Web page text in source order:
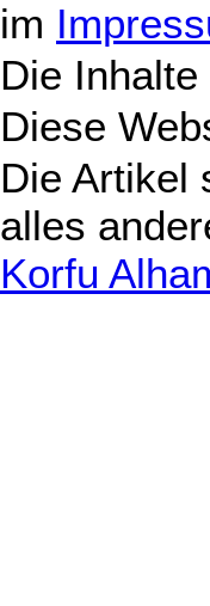
im
Die
Diese
Die Artikel
alles
Korfu